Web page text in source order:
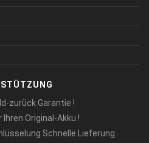
zurück Garantie !
Original-Akku !
Schnelle Lieferung